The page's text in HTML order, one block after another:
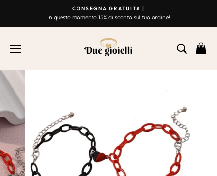
contenuto
Presentazione
CONSEGNA GRATUITA |
In questo momento 15% di sconto sul tuo ordine!